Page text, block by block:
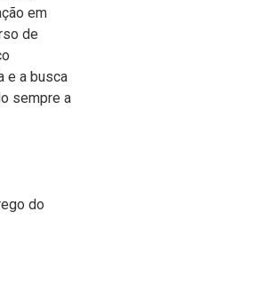
em
de
e a busca
sempre a
do